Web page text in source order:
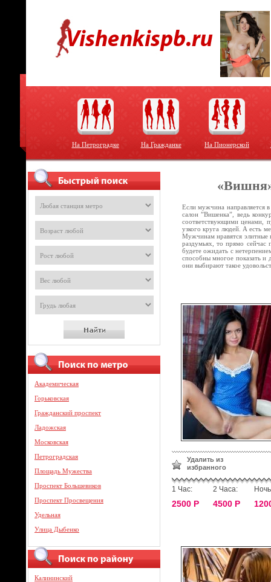
На Петроградке На Гражданке На Пионерской
Академическая
Горьковская
Гражданский проспект
Ладожская
Московская
Петроградская
Площадь Мужества
Проспект Большевиков
Проспект Просвещения
Удельная
Улица Дыбенко
Калининский
Если мужчина направляется
салон ”Вишенка”, ведь
соответствующими ценами,
узкого круга людей. А есть
Мужчинам нравятся элитные
раздумьях, то прямо сейчас
будете ожидать с
способны многое показать и
они выбирают такое
Удалить из
избранного
1 Час:
2500 Р
2 Часа:
4500 Р